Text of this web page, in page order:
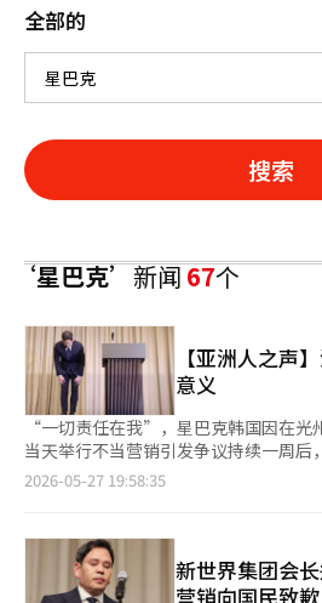
全部的
搜索
‘星巴克’新闻67个
【亚洲人之声
意义
“一切责任在我”，星巴克韩国因在
当天举行不当营销引发争议持续一周后
于站出来亲自向国民鞠躬道歉，但舆论
属、光州市民以及韩国国民“低头谢罪
在于虽有道歉对象，却没有明确的道歉
说明此次事件究竟错在哪里，没有解释
2026-05-27 19:58:35
新世界集团会
营销向国民致歉